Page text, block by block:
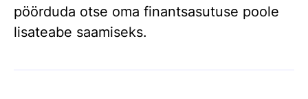
pöörduda otse oma finantsasutuse poole
lisateabe saamiseks.